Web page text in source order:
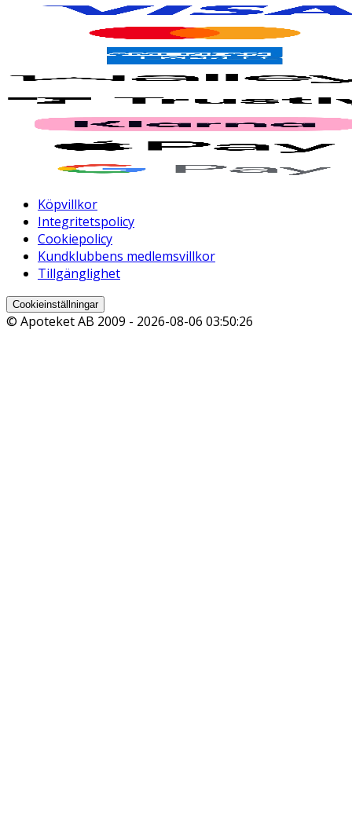
Köpvillkor
Integritetspolicy
Cookiepolicy
Kundklubbens medlemsvillkor
Tillgänglighet
Cookieinställningar
© Apoteket AB 2009 - 2026-08-06 03:50:26